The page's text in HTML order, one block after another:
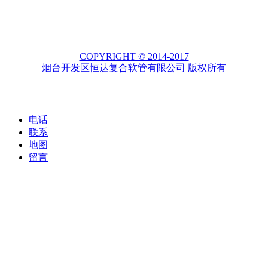
COPYRIGHT © 2014-2017
烟台开发区恒达复合软管有限公司 版权所有
电话
联系
地图
留言